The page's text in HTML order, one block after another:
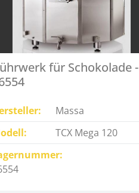
für Schokolade -
Massa
TCX Mega 120